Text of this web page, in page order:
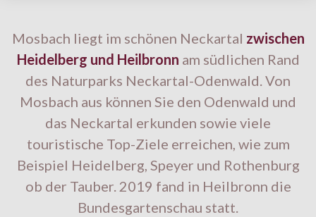
Mosbach liegt im schönen Neckartal zwischen
Heidelberg und Heilbronn am südlichen Rand
des Naturparks Neckartal-Odenwald. Von
Mosbach aus können Sie den Odenwald und
das Neckartal erkunden sowie viele
touristische Top-Ziele erreichen, wie zum
Beispiel Heidelberg, Speyer und Rothenburg
ob der Tauber. 2019 fand in Heilbronn die
Bundesgartenschau statt.